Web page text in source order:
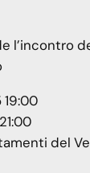
l’incontro
del